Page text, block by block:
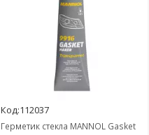
Код:112037
Герметик стекла MANNOL Gasket